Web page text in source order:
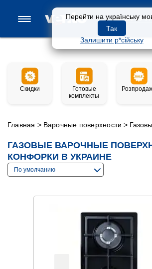
Перейти на українську
Так
Залишити р*сійську
0 800 33-
Скидки
Готовые
комплекты
Главная > Варочные поверхности >
ГАЗОВЫЕ ВАРОЧНЫЕ
КОНФОРКИ В УКРАИНЕ
По умолчанию